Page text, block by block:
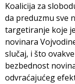
Koalicija za
da preduzmu sve
targetiranje koje
novinara
slučaj, i što
bezbednost
odvraćajućeg